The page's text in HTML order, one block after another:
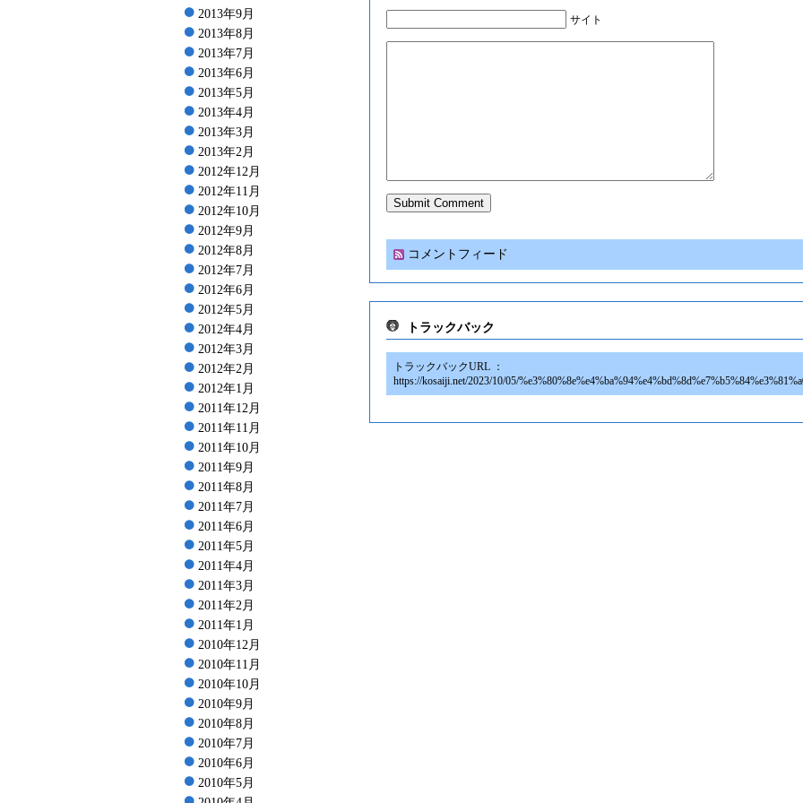
2013年9月
2013年8月
2013年7月
2013年6月
2013年5月
2013年4月
2013年3月
2013年2月
2012年12月
2012年11月
2012年10月
2012年9月
2012年8月
2012年7月
2012年6月
2012年5月
2012年4月
2012年3月
2012年2月
2012年1月
2011年12月
2011年11月
2011年10月
2011年9月
2011年8月
2011年7月
2011年6月
2011年5月
2011年4月
2011年3月
2011年2月
2011年1月
2010年12月
2010年11月
2010年10月
2010年9月
2010年8月
2010年7月
2010年6月
2010年5月
サイト
コメントフィード
トラックバック
トラックバックURL ：
https://kosaiji.net/2023/10/05/